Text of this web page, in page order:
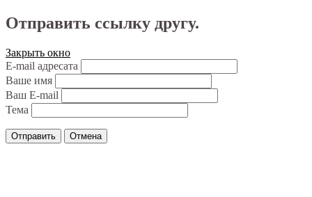
Отправить ссылку другу.
Закрыть окно
E-mail адресата
Ваше имя
Ваш E-mail
Тема
Отправить Отмена